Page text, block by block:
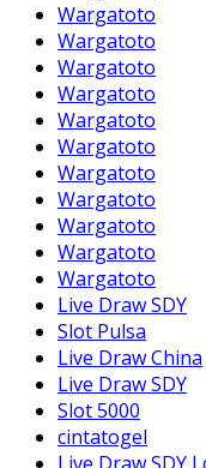
Wargatoto
Wargatoto
Wargatoto
Wargatoto
Wargatoto
Wargatoto
Wargatoto
Wargatoto
Wargatoto
Wargatoto
Wargatoto
Live Draw SDY
Slot Pulsa
Live Draw China
Live Draw SDY
Slot 5000
cintatogel